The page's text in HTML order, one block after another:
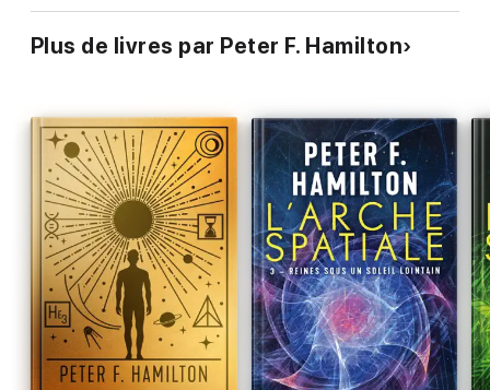
Plus de livres par Peter F. Hamilton